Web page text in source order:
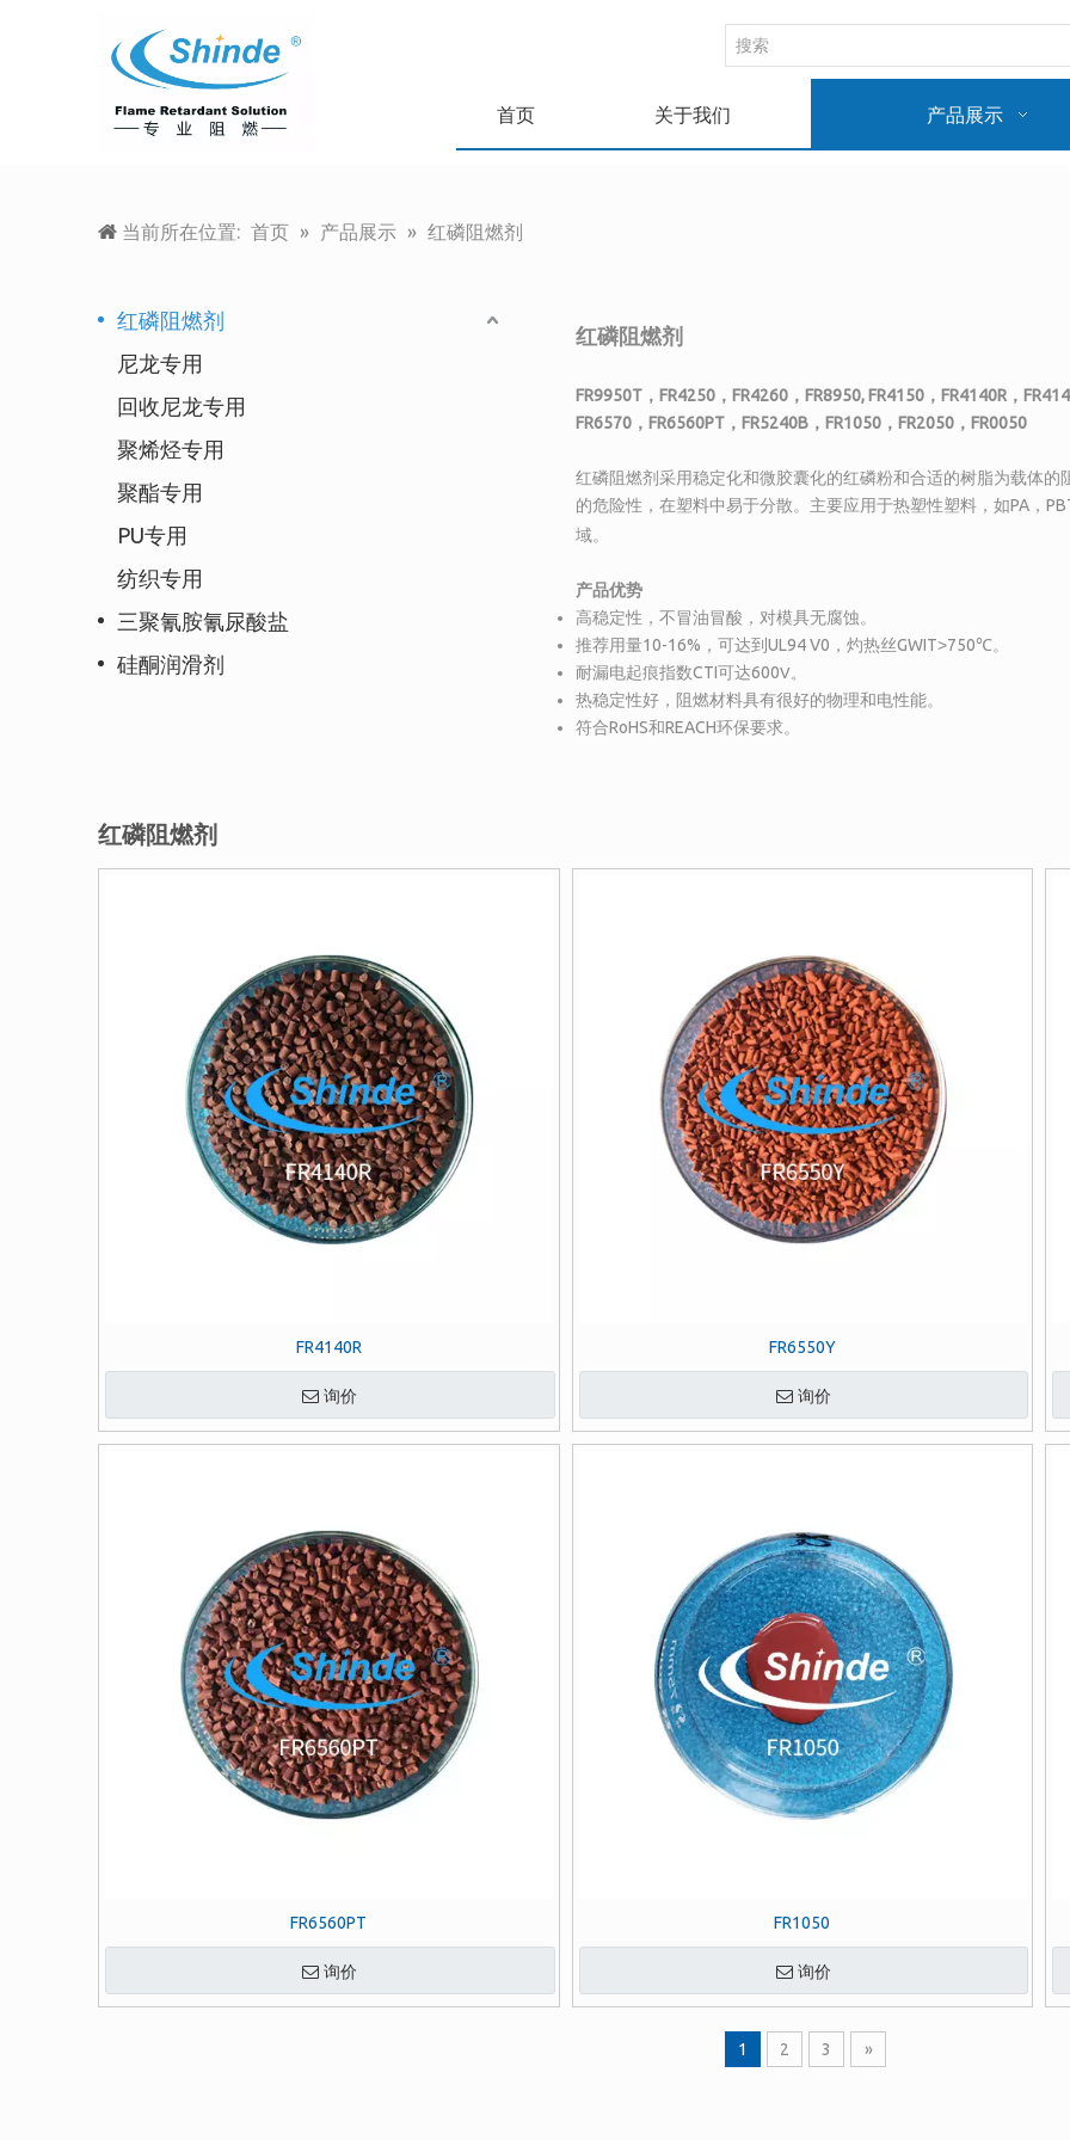
首页 关于我们 产品展示
当前所在位置: 首页 » 产品展示 » 红磷阻燃剂
红磷阻燃剂
尼龙专用
回收尼龙专用
聚烯烃专用
聚酯专用
PU专用
纺织专用
三聚氰胺氰尿酸盐
硅酮润滑剂
红磷阻燃剂
FR9950T，FR4250，FR4260，FR8950, FR4150，FR4140R，
FR6570，FR6560PT，FR5240B，FR1050，FR2050，FR0050
红磷阻燃剂采用稳定化和微胶囊化的红磷粉和合适的树脂为载体
的危险性，在塑料中易于分散。主要应用于热塑性塑料，如PA，
域。
产品优势
高稳定性，不冒油冒酸，对模具无腐蚀。
推荐用量10-16%，可达到UL94 V0，灼热丝GWIT>750℃。
耐漏电起痕指数CTI可达600V。
热稳定性好，阻燃材料具有很好的物理和电性能。
符合RoHS和REACH环保要求。
红磷阻燃剂
FR4140R
询价
FR6550Y
询价
FR6560PT
询价
FR1050
询价
1 2 3 »